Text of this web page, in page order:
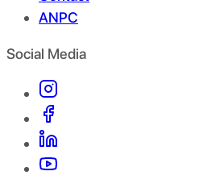
ANPC
Social Media